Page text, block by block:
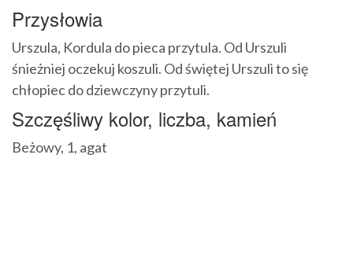
Przysłowia
Urszula, Kordula do pieca przytula. Od Urszuli
śnieżniej oczekuj koszuli. Od świętej Urszuli to się
chłopiec do dziewczyny przytuli.
Szczęśliwy kolor, liczba, kamień
Beżowy, 1, agat